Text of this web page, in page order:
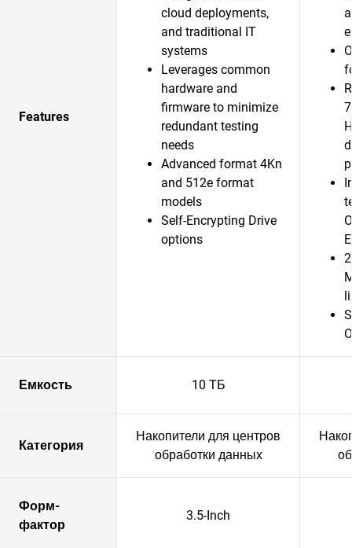
Features
cloud deployments,
and traditional IT
systems
Leverages common
hardware and
firmware to minimize
redundant testing
needs
Advanced format 4Kn
and 512e format
models
Self-Encrypting Drive
options
Емкость 10 ТБ
Категория
Накопители для центров
обработки данных
Форм-
фактор
3.5-Inch